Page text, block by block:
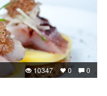
0
0
10347